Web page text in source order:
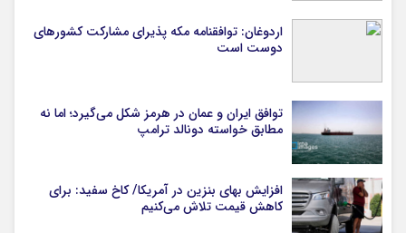
اردوغان: توافقنامه مکه پذیرای مشارکت کشورهای
دوست است
توافق ایران و عمان در هرمز شکل می‌گیرد؛ اما نه
مطابق خواسته دونالد ترامپ
افزایش بهای بنزین در آمریکا/ کاخ سفید: برای
کاهش قیمت تلاش می‌کنیم